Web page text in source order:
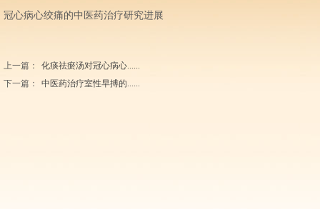
冠心病心绞痛的中医药治疗研究进展
上一篇：
化痰祛瘀汤对冠心病心......
下一篇：
中医药治疗室性早搏的......